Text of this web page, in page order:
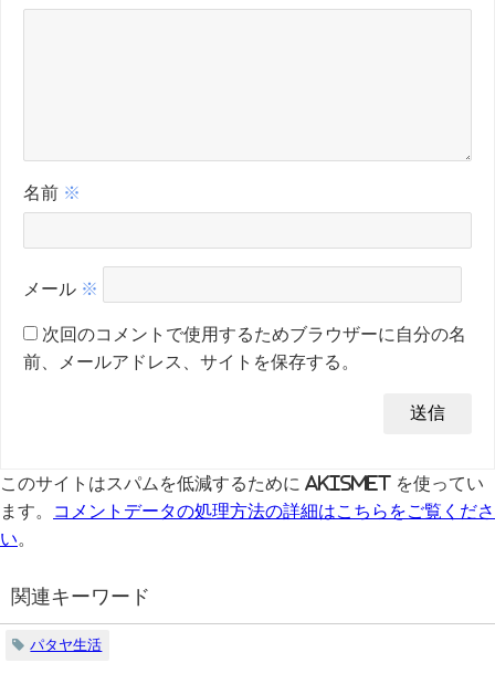
名前 ※
メール ※
次回のコメントで使用するためブラウザーに自分の名
前、メールアドレス、サイトを保存する。
このサイトはスパムを低減するために Akismet を使ってい
ます。
コメントデータの処理方法の詳細はこちらをご覧くださ
い
関連キーワード
パタヤ生活